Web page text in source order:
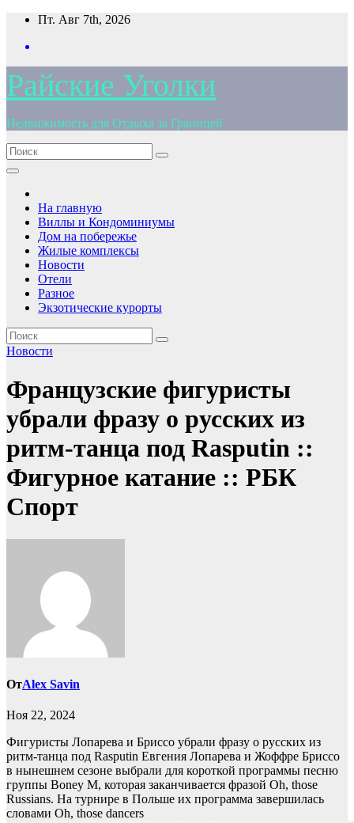
Перейти
содержимому
Пт. Авг 7th, 2026
Райские Уголки
Недвижимость для Отдыха за Границей
На главную
Виллы и Кондоминиумы
Дом на побережье
Жилые комплексы
Новости
Отели
Разное
Экзотические курорты
Новости
Французские фигуристы
убрали фразу о русских из
ритм-танца под Rasputin ::
Фигурное катание :: РБК
Спорт
ОтAlex Savin
Ноя 22, 2024
Фигуристы Лопарева и Бриссо убрали фразу о русских из
ритм-танца под Rasputin Евгения Лопарева и Жоффре Бриссо
в нынешнем сезоне выбрали для короткой программы песню
группы Boney M, которая заканчивается фразой Oh, those
Russians. На турнире в Польше их программа завершилась
словами Oh, those dancers